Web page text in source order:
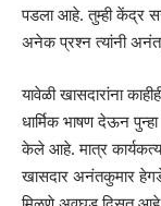
पडला आहे. तुम्ही केंद्र
अनेक प्रश्न त्यांनी
यावेळी खासदारांना
धार्मिक भाषण देऊन
केले आहे. मात्र
खासदार अनंतकुमार हेगडे